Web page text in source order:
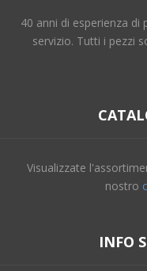
40 anni di esperienza
servizio. Tutti i pezzi
Visualizzate
nostro
INFO